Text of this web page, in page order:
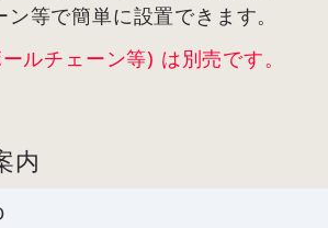
等で簡単に設置できます。
ルチェーン等) は別売です。
内